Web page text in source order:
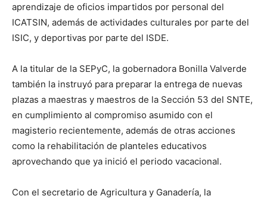
aprendizaje de oficios impartidos por personal del
ICATSIN, además de actividades culturales por parte del
ISIC, y deportivas por parte del ISDE.
A la titular de la SEPyC, la gobernadora Bonilla Valverde
también la instruyó para preparar la entrega de nuevas
plazas a maestras y maestros de la Sección 53 del SNTE,
en cumplimiento al compromiso asumido con el
magisterio recientemente, además de otras acciones
como la rehabilitación de planteles educativos
aprovechando que ya inició el periodo vacacional.
Con el secretario de Agricultura y Ganadería, la